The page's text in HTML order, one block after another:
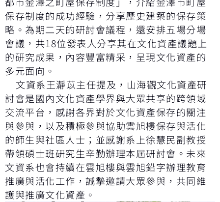
保存制度的成功經驗，分享歷史建築的保存策
略。為期二天的研討會議程，還安排五場分場
會議，共18位發表人分享其在文化資產議題上
的研究成果，內容豐富精采，呈現文化資產的
多元面向。
文資系王瀞苡主任提及，山海觀文化資產研
討會是國內文化資產學界與大眾共享的跨領域
交流平台，感謝各界對於文化資產保存的關注
與參與，以及積極參與協助雲旭樓保存與活化
的師生與社區人士；並感謝系上徐慧民副教授
帶領碩士班研究生辛勤辦理本屆研討會。未來
文資系也會持續在雲旭樓與雲旭鉛字辦理教育
推廣與活化工作，誠摯邀請大眾參與，共同維
護與推廣文化資產。